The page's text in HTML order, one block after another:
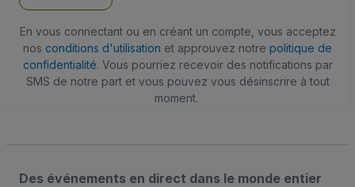
En vous connectant ou en créant un compte, vous acceptez
nos conditions d'utilisation et approuvez notre politique de
confidentialité. Vous pourriez recevoir des notifications par
SMS de notre part et vous pouvez vous désinscrire à tout
moment.
Des événements en direct dans le monde entier